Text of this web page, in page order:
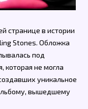
странице в истории
Stones. Обложка
под
которая не могла
уникальное
вышедшему